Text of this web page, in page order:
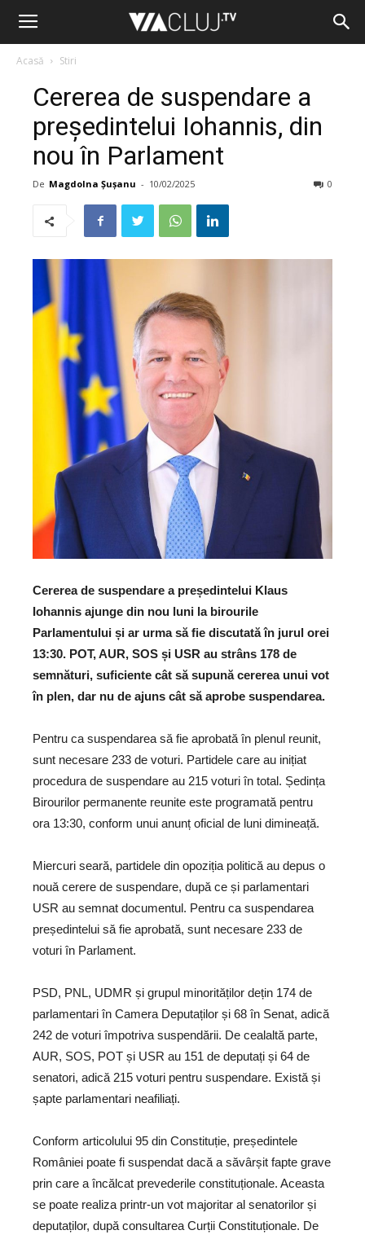
Acasă Stiri
Cererea de suspendare a
președintelui Iohannis, din
nou în Parlament
De Magdolna Șușanu - 10/02/2025 0
Cererea de suspendare a președintelui Klaus
Iohannis ajunge din nou luni la birourile
Parlamentului și ar urma să fie discutată în jurul orei
13:30. POT, AUR, SOS și USR au strâns 178 de
semnături, suficiente cât să supună cererea unui vot
în plen, dar nu de ajuns cât să aprobe suspendarea.
Pentru ca suspendarea să fie aprobată în plenul reunit,
sunt necesare 233 de voturi. Partidele care au inițiat
procedura de suspendare au 215 voturi în total. Ședința
Birourilor permanente reunite este programată pentru
ora 13:30, conform unui anunț oficial de luni dimineață.
Miercuri seară, partidele din opoziția politică au depus o
nouă cerere de suspendare, după ce și parlamentari
USR au semnat documentul. Pentru ca suspendarea
președintelui să fie aprobată, sunt necesare 233 de
voturi în Parlament.
PSD, PNL, UDMR și grupul minorităților dețin 174 de
parlamentari în Camera Deputaților și 68 în Senat, adică
242 de voturi împotriva suspendării. De cealaltă parte,
AUR, SOS, POT și USR au 151 de deputați și 64 de
senatori, adică 215 voturi pentru suspendare. Există și
șapte parlamentari neafiliați.
Conform articolului 95 din Constituție, președintele
României poate fi suspendat dacă a săvârșit fapte grave
prin care a încălcat prevederile constituționale. Aceasta
se poate realiza printr-un vot majoritar al senatorilor și
deputaților, după consultarea Curții Constituționale. De